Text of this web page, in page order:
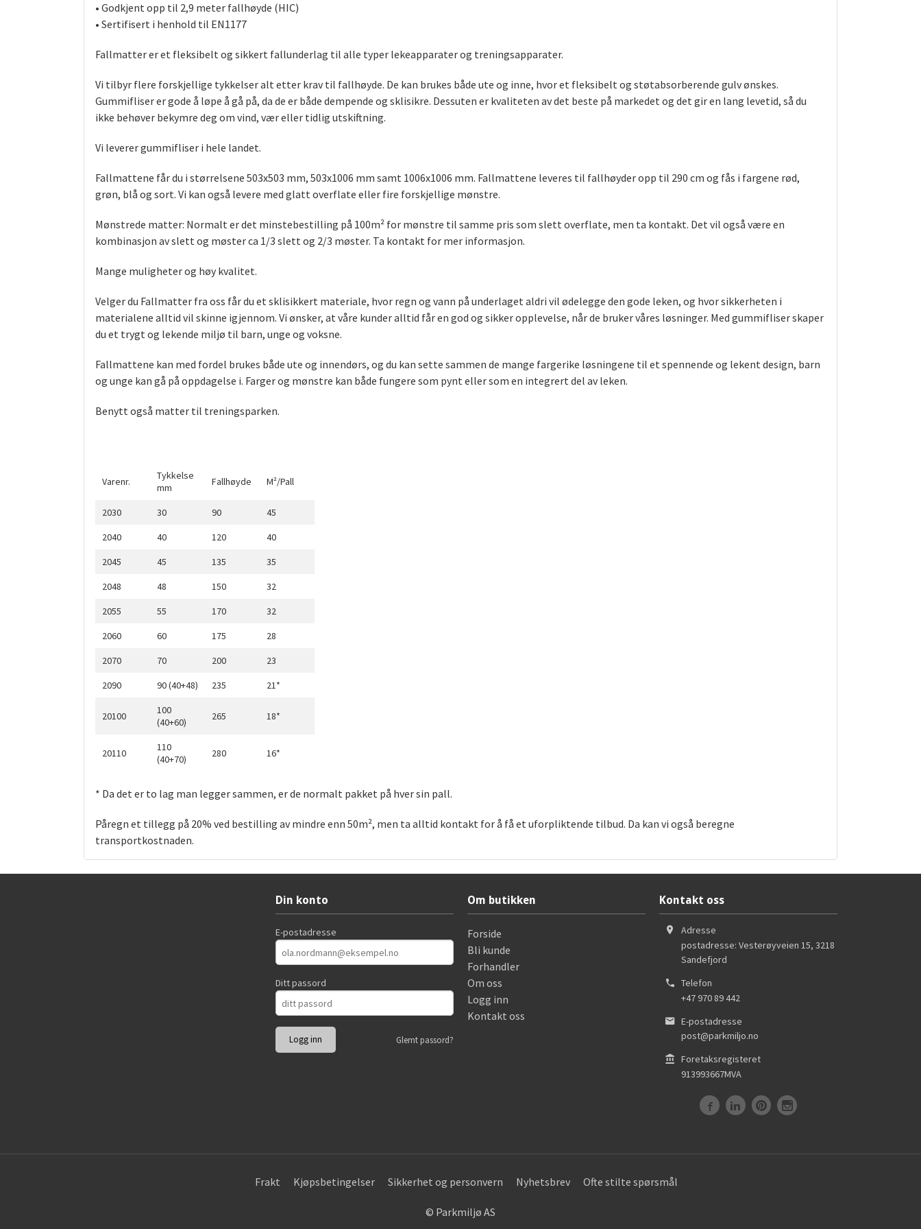
• Godkjent opp til 2,9 meter fallhøyde (HIC)
• Sertifisert i henhold til EN1177
Fallmatter er et fleksibelt og sikkert fallunderlag til alle typer lekeapparater og treningsapparater.
Vi tilbyr flere forskjellige tykkelser alt etter krav til fallhøyde. De kan brukes både ute og inne, hvor et fleksibelt og støtabsorberende gulv ønskes.
Gummifliser er gode å løpe å gå på, da de er både dempende og sklisikre. Dessuten er kvaliteten av det beste på markedet og det gir en lang levetid, så du
ikke behøver bekymre deg om vind, vær eller tidlig utskiftning.
Vi leverer gummifliser i hele landet.
Fallmattene får du i størrelsene 503x503 mm, 503x1006 mm samt 1006x1006 mm. Fallmattene leveres til fallhøyder opp til 290 cm og fås i fargene rød,
grøn, blå og sort. Vi kan også levere med glatt overflate eller fire forskjellige mønstre.
Mønstrede matter: Normalt er det minstebestilling på 100m² for mønstre til samme pris som slett overflate, men ta kontakt. Det vil også være en
kombinasjon av slett og møster ca 1/3 slett og 2/3 møster. Ta kontakt for mer informasjon.
Mange muligheter og høy kvalitet.
Velger du Fallmatter fra oss får du et sklisikkert materiale, hvor regn og vann på underlaget aldri vil ødelegge den gode leken, og hvor sikkerheten i
materialene alltid vil skinne igjennom. Vi ønsker, at våre kunder alltid får en god og sikker opplevelse, når de bruker våres løsninger. Med gummifliser skaper
du et trygt og lekende miljø til barn, unge og voksne.
Fallmattene kan med fordel brukes både ute og innendørs, og du kan sette sammen de mange fargerike løsningene til et spennende og lekent design, barn
og unge kan gå på oppdagelse i. Farger og mønstre kan både fungere som pynt eller som en integrert del av leken.
Benytt også matter til treningsparken.
Varenr.
Tykkelse
mm
Fallhøyde M²/Pall
2030 30 90
45
2040
40 120
40
2045
45 135
35
2048
48 150
32
2055
55 170
32
2060
60 175
28
2070
70 200
23
2090
90 (40+48) 235 21*
20100
100
(40+60)
265 18*
20110
110
(40+70)
280 16*
* Da det er to lag man legger sammen, er de normalt pakket på hver sin pall.
Påregn et tillegg på 20% ved bestilling av mindre enn 50m², men ta alltid kontakt for å få et uforpliktende tilbud. Da kan vi også beregne
transportkostnaden.
Din konto
E-postadresse
Ditt passord
Glemt passord?
Om butikken
Forside
Bli kunde
Forhandler
Om oss
Logg inn
Kontakt oss
Kontakt oss
Adresse
postadresse: Vesterøyveien 15, 3218
Sandefjord
Telefon
+47 970 89 442
E-postadresse
post@parkmiljo.no
Foretaksregisteret
913993667MVA
Frakt Kjøpsbetingelser Sikkerhet og personvern Nyhetsbrev Ofte stilte spørsmål
© Parkmiljø AS